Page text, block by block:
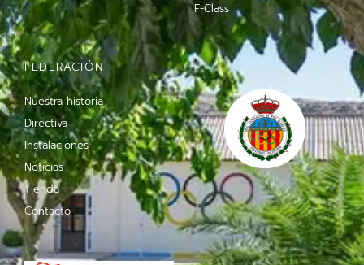
F-Class
FEDERACIÓN
Nuestra historia
Directiva
Instalaciones
Noticias
Tienda
Contacto